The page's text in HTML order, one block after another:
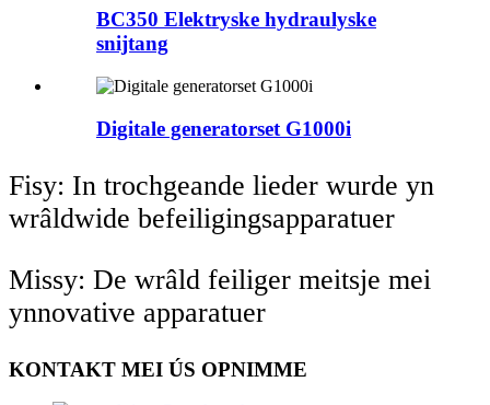
BC350 Elektryske hydraulyske
snijtang
Digitale generatorset G1000i
Fisy: In trochgeande lieder wurde yn
wrâldwide befeiligingsapparatuer
Missy: De wrâld feiliger meitsje mei
ynnovative apparatuer
KONTAKT MEI ÚS OPNIMME